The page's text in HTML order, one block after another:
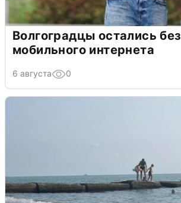
Волгоградцы остались без
мобильного интернета
6 августа 0